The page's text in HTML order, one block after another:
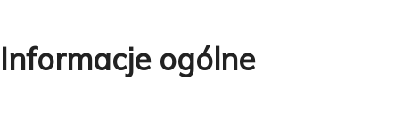
Informacje ogólne